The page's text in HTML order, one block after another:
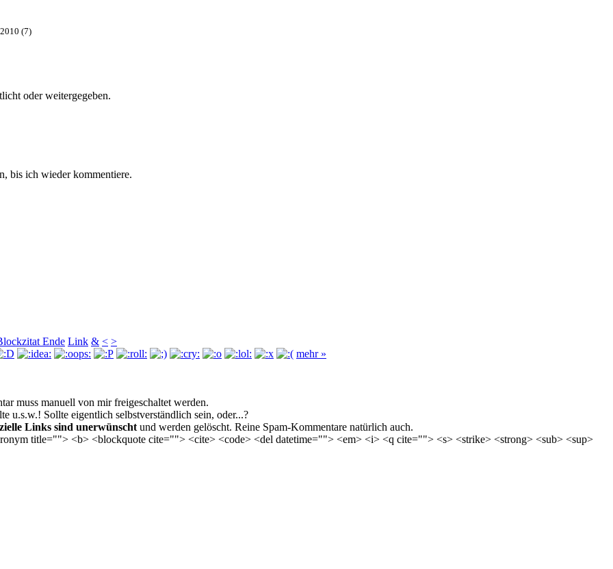
(7)
oder weitergegeben.
bis ich wieder kommentiere.
Ende Link & < >
mehr »
muss manuell von mir freigeschaltet werden.
u.s.w.! Sollte eigentlich selbst­verständlich sein, oder...?
Links sind unerwünscht und werden gelöscht. Reine Spam-Kommentare natürlich auch.
title=""> <b> <blockquote cite=""> <cite> <code> <del datetime=""> <em> <i> <q cite=""> <s> <strike> <strong> <sub> <sup>